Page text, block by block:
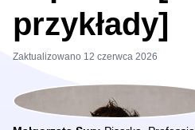
przykłady]
Zaktualizowano 12 czerwca 2026